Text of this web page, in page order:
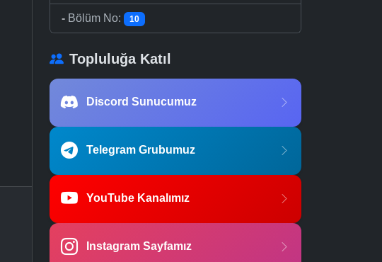
- Bölüm No: 10
Topluluğa Katıl
Discord Sunucumuz
Telegram Grubumuz
YouTube Kanalımız
Instagram Sayfamız